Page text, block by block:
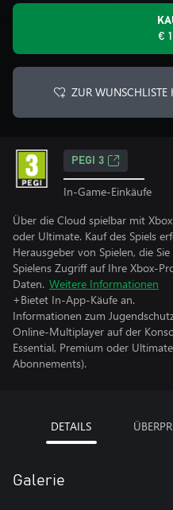
€
ZUR
PEGI 3
In-Game-Einkäufe
Über die Cloud spielbar mit
oder Ultimate. Kauf des Spiels
Herausgeber von Spielen, die
Spielens Zugriff auf Ihre Xbox-
Daten. Weitere Informationen
+Bietet In-App-Käufe an.
Informationen zum
Online-Multiplayer auf der
Essential, Premium oder
Abonnements).
DETAILS
Galerie